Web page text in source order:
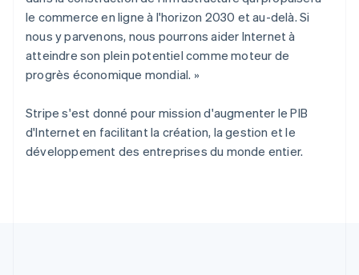
le commerce en ligne à l'horizon 2030 et au-delà. Si
nous y parvenons, nous pourrons aider Internet à
atteindre son plein potentiel comme moteur de
progrès économique mondial. »
Stripe s'est donné pour mission d'augmenter le PIB
d'Internet en facilitant la création, la gestion et le
développement des entreprises du monde entier.
République tchèque
English
Roumanie
English
Royaume-Uni
Singapour
English简体中文
Slovaquie
English